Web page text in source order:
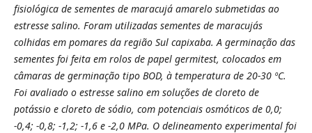
fisiológica de sementes de maracujá amarelo submetidas ao
estresse salino. Foram utilizadas sementes de maracujás
colhidas em pomares da região Sul capixaba.A germinação das
sementesfoi feita em rolos de papel germitest, colocados em
câmaras de germinação tipo BOD, à temperatura de 20-30 ºC.
Foi avaliado o estresse salino em soluções de cloreto de
potássio e cloreto de sódio, com potenciais osmóticos de 0,0;
-0,4; -0,8; -1,2; -1,6 e -2,0 MPa. O delineamento experimental foi